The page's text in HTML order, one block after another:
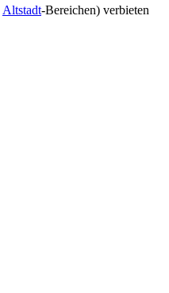
Altstadt-Bereichen) verbieten